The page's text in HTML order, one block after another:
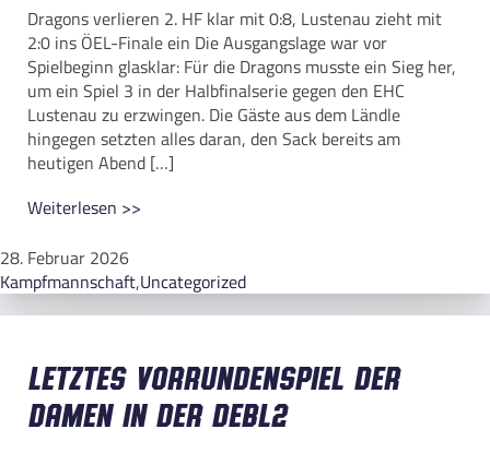
Dragons verlieren 2. HF klar mit 0:8, Lustenau zieht mit
2:0 ins ÖEL-Finale ein Die Ausgangslage war vor
Spielbeginn glasklar: Für die Dragons musste ein Sieg her,
um ein Spiel 3 in der Halbfinalserie gegen den EHC
Lustenau zu erzwingen. Die Gäste aus dem Ländle
hingegen setzten alles daran, den Sack bereits am
heutigen Abend […]
Weiterlesen >>
28. Februar 2026
Kampfmannschaft,Uncategorized
Letztes Vorrundenspiel der
Damen in der DEBL2